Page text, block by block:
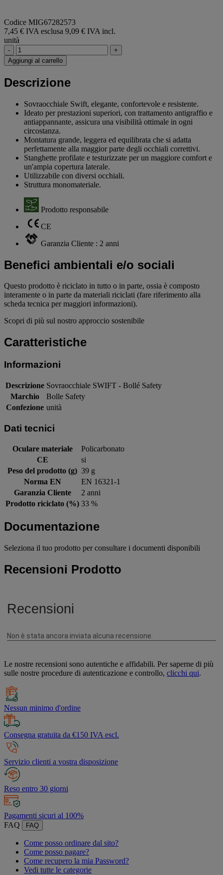
Codice MIG67282573
7,45 € IVA esclusa 9,09 € IVA incl.
unità
-
+
Aggiungi al carrello
Descrizione
Sovraocchiale Swift, elegante, confortevole e resistente.
Ideato per prestazioni superiori, con trattamento antigraffio e
antiappannante, assicura una visibilità ottimale in ogni
circostanza.
Montatura grande, leggera ed equilibrata che si adatta
perfettamente alla maggior parte degli occhiali correttivi.
Stanghette profilate e testurizzate per un maggiore comfort e
un'ampia copertura laterale.
Utilizzabile con diversi occhiali.
Struttura monomateriale.
Prodotto responsabile
CE
Garanzia Cliente : 2 anni
Benefici ambientali e/o sociali
Questo prodotto è riciclato in tutto o in parte, ossia è composto
interamente o in parte da materiali riciclati (fare riferimento alla
scheda tecnica per maggiori informazioni).
Scopri di più sul nostro approccio sostenibile
Caratteristiche
Informazioni
Descrizione Sovraocchiale SWIFT - Bollé Safety
Marchio
Bolle Safety
Confezione unità
Dati tecnici
Oculare materiale
Policarbonato
CE
si
Peso del prodotto (g) 39 g
Norma EN
EN 16321-1
Garanzia Cliente
2 anni
Prodotto riciclato (%) 33 %
Documentazione
Seleziona il tuo prodotto per consultare i documenti disponibili
Recensioni Prodotto
Le nostre recensioni sono autentiche e affidabili. Per saperne di più
sulle nostre procedure di autenticazione e controllo, clicchi qui.
Nessun minimo d'ordine
Consegna gratuita da €150 IVA escl.
Servizio clienti a vostra disposizione
Reso entro 30 giorni
Pagamenti sicuri al 100%
FAQ
FAQ
Come posso ordinare dal sito?
Come posso pagare?
Come recupero la mia Password?
Vedi tutte le categorie